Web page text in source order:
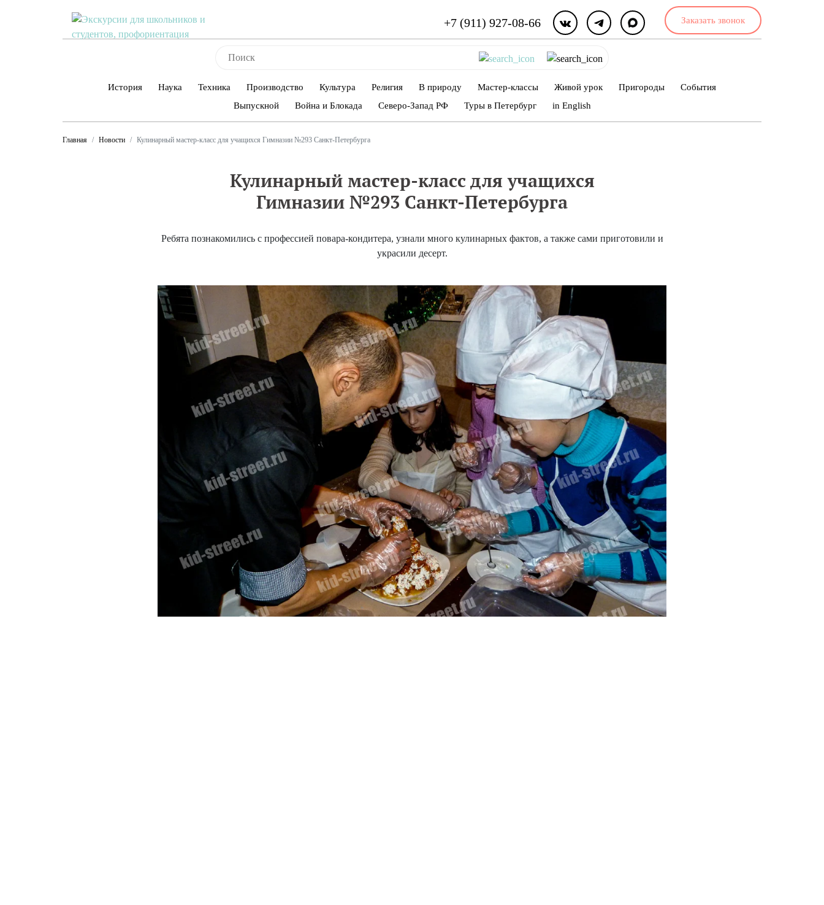
+7 (911) 927-08-66 Заказать звонок
История Наука Техника Производство Культура Религия В природу Мастер-классы Живой урок Пригороды
События
Выпускной
Война и Блокада Северо-Запад РФ Туры в Петербург in English
Главная Новости Кулинарный мастер-класс для учащихся Гимназии №293 Санкт-Петербурга
Кулинарный мастер-класс для учащихся
Гимназии №293 Санкт-Петербурга
Ребята познакомились с профессией повара-кондитера, узнали много кулинарных фактов, а также сами приготовили и
украсили десерт.